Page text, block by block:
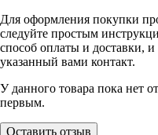
Для оформления покупки
следуйте простым
способ оплаты и доставки,
указанный вами контакт.
У данного товара пока нет
первым.
Оставить отзыв